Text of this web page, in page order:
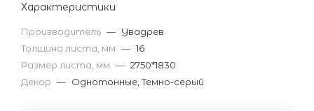
Характеристики
Производитель — Увадрев
Толщина листа, мм — 16
Размер листа, мм — 2750*1830
Декор — Однотонные, Темно-серый